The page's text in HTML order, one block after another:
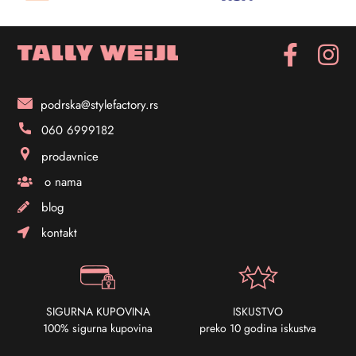
podrska@stylefactory.rs
060 6999182
prodavnice
o nama
blog
kontakt
SIGURNA KUPOVINA
100% sigurna kupovina
ISKUSTVO
preko 10 godina iskustva